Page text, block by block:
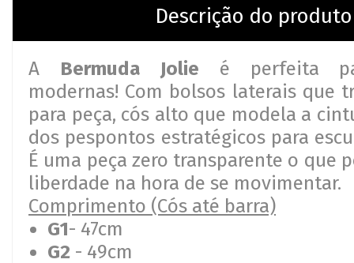
Descrição do produto
A Bermuda Jolie é perfeita
modernas! Com bolsos laterais que
para peça, cós alto que modela a
dos pespontos estratégicos para
É uma peça zero transparente o que
liberdade na hora de se movimentar.
Comprimento (Cós até barra)
G1- 47cm
G2 - 49cm